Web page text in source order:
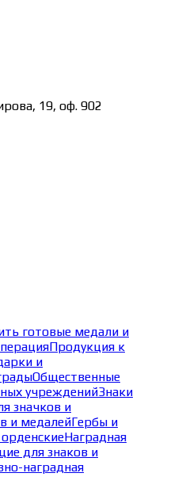
19, оф. 902
готовые медали и
Продукция к
и
Общественные
учрежденийЗнаки
значков и
и медалейГербы и
Наградная
для знаков и
наградная